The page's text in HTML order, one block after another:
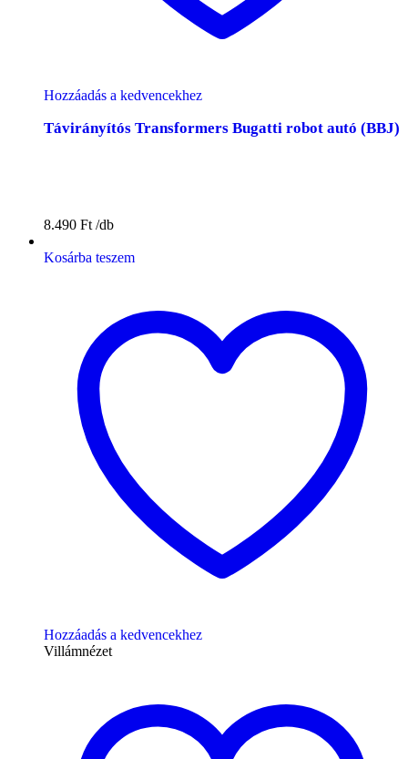
Hozzáadás a kedvencekhez
Távirányítós Transformers Bugatti robot autó (BBJ)
8.490 Ft
Kosárba teszem
Hozzáadás a kedvencekhez
Villámnézet